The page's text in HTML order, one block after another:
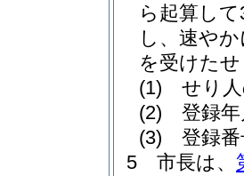
ら起算し
し、速や
を受けた
(1)
せり
(2)
登録
(3)
登録
5
市長は、